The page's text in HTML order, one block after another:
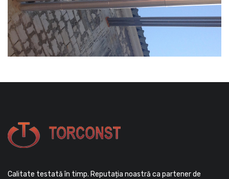
Calitate testată în timp. Reputația noastră ca partener de